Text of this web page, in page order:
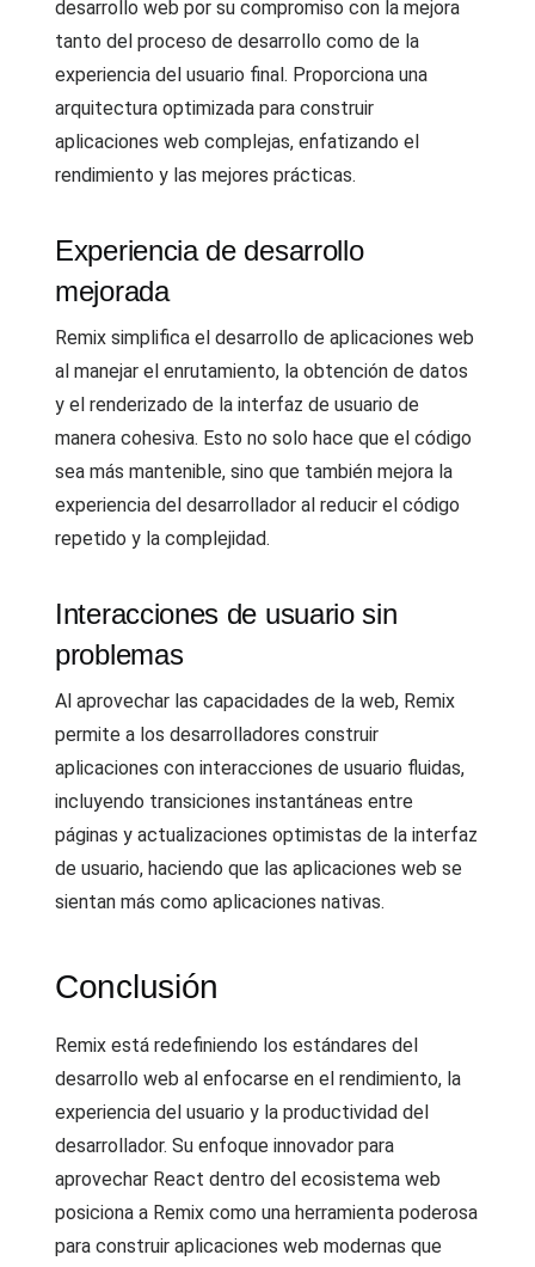
desarrollo web por su compromiso con la mejora
tanto del proceso de desarrollo como de la
experiencia del usuario final. Proporciona una
arquitectura optimizada para construir
aplicaciones web complejas, enfatizando el
rendimiento y las mejores prácticas.
Experiencia de desarrollo
mejorada
Remix simplifica el desarrollo de aplicaciones web
al manejar el enrutamiento, la obtención de datos
y el renderizado de la interfaz de usuario de
manera cohesiva. Esto no solo hace que el código
sea más mantenible, sino que también mejora la
experiencia del desarrollador al reducir el código
repetido y la complejidad.
Interacciones de usuario sin
problemas
Al aprovechar las capacidades de la web, Remix
permite a los desarrolladores construir
aplicaciones con interacciones de usuario fluidas,
incluyendo transiciones instantáneas entre
páginas y actualizaciones optimistas de la interfaz
de usuario, haciendo que las aplicaciones web se
sientan más como aplicaciones nativas.
Conclusión
Remix está redefiniendo los estándares del
desarrollo web al enfocarse en el rendimiento, la
experiencia del usuario y la productividad del
desarrollador. Su enfoque innovador para
aprovechar React dentro del ecosistema web
posiciona a Remix como una herramienta poderosa
para construir aplicaciones web modernas que